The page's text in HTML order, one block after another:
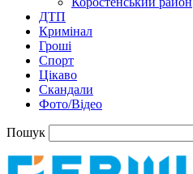
ДТП
Кримінал
Гроші
Спорт
Цікаво
Скандали
Фото/Відео
Пошук